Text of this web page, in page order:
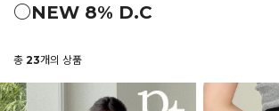
○NEW 8% D.C
총 23개의 상품